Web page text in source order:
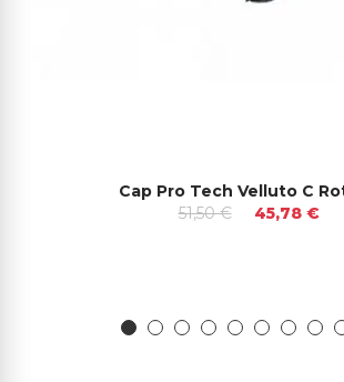
Cap Pro Tech Velluto C
51,50 €
45,78 €